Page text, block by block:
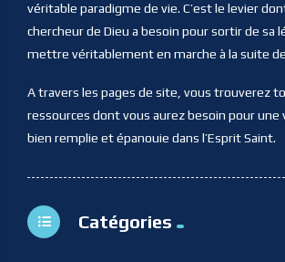
véritable paradigme de vie. C’est le levier
chercheur de Dieu a besoin pour sortir de sa
mettre véritablement en marche à la suite
A travers les pages de site, vous trouverez
ressources dont vous aurez besoin pour une
bien remplie et épanouie dans l’Esprit Saint.
Catégories